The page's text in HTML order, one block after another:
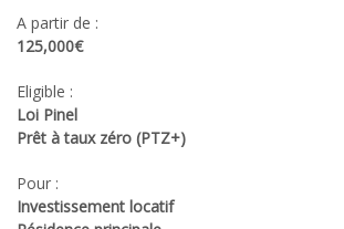
A partir de :
125,000€
Eligible :
Loi Pinel
Prêt à taux zéro (PTZ+)
Pour :
Investissement locatif